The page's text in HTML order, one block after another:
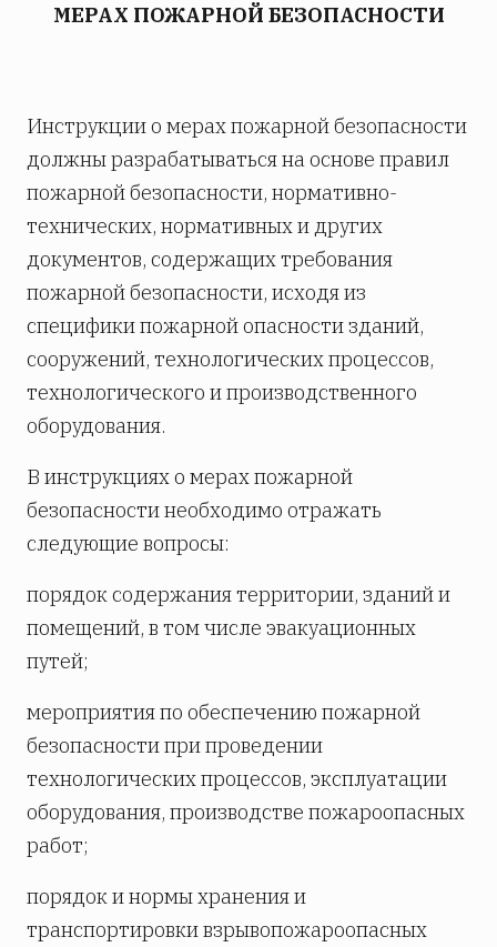
МЕРАХ ПОЖАРНОЙ БЕЗОПАСНОСТИ
Инструкции о мерах пожарной безопасности
должны разрабатываться на основе правил
пожарной безопасности, нормативно-
технических, нормативных и других
документов, содержащих требования
пожарной безопасности, исходя из
специфики пожарной опасности зданий,
сооружений, технологических процессов,
технологического и производственного
оборудования.
В инструкциях о мерах пожарной
безопасности необходимо отражать
следующие вопросы:
порядок содержания территории, зданий и
помещений, в том числе эвакуационных
путей;
мероприятия по обеспечению пожарной
безопасности при проведении
технологических процессов, эксплуатации
оборудования, производстве пожароопасных
работ;
порядок и нормы хранения и
транспортировки взрывопожароопасных